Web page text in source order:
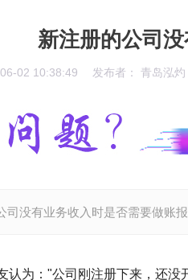
新注册的公司
02 10:38:49 发布者： 青岛泓灼
司没有业务收入时是否需要做账
认为："公司刚注册下来，还